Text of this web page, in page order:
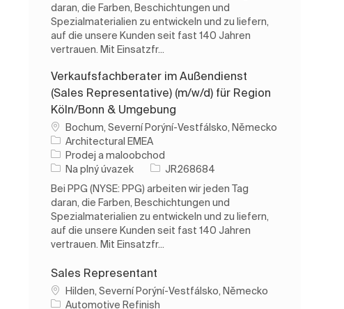
daran, die Farben, Beschichtungen und
Spezialmaterialien zu entwickeln und zu liefern,
auf die unsere Kunden seit fast 140 Jahren
vertrauen. Mit Einsatzfr...
Verkaufsfachberater im Außendienst
(Sales Representative) (m/w/d) für Region
Köln/Bonn & Umgebung
Umístění
Bochum, Severní Porýní-Vestfálsko, Německo
Architectural EMEA
Kategorie
Prodej a maloobchod
Typ úlohy
Na plný úvazek ID úlohy
JR268684
Bei PPG (NYSE: PPG) arbeiten wir jeden Tag
daran, die Farben, Beschichtungen und
Spezialmaterialien zu entwickeln und zu liefern,
auf die unsere Kunden seit fast 140 Jahren
vertrauen. Mit Einsatzfr...
Sales Representant
Umístění
Hilden, Severní Porýní-Vestfálsko, Německo
Automotive Refinish